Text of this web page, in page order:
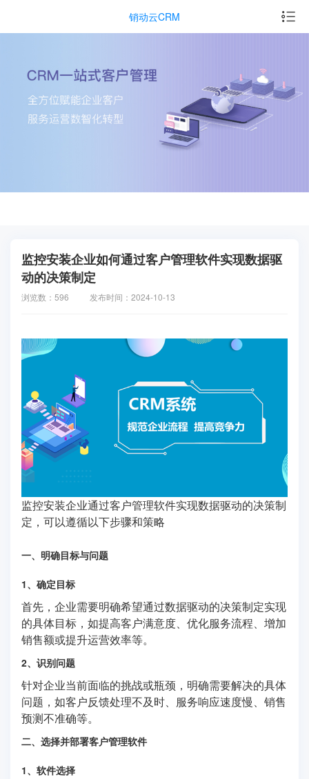
销动云CRM
监控安装企业如何通过客户管理软件实现数据驱
动的决策制定
浏览数：596 发布时间：2024-10-13
监控安装企业通过客户管理软件实现数据驱动的决策制
定，可以遵循以下步骤和策略
一、明确目标与问题
1、确定目标
首先，企业需要明确希望通过数据驱动的决策制定实现
的具体目标，如提高客户满意度、优化服务流程、增加
销售额或提升运营效率等。
2、识别问题
针对企业当前面临的挑战或瓶颈，明确需要解决的具体
问题，如客户反馈处理不及时、服务响应速度慢、销售
预测不准确等。
二、选择并部署客户管理软件
1、软件选择